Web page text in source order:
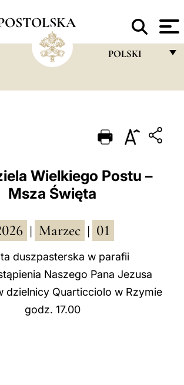
POLSKI
PORTUGUÊS
ESPAÑOL
العربيّة
中文
Wielkiego Postu –
Msza Święta
Marzec 01
duszpasterska w parafii
Naszego Pana Jezusa
dzielnicy Quarticciolo w Rzymie
godz. 17.00